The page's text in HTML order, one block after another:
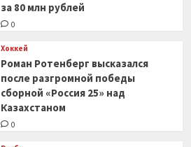
за 80 млн рублей
0
Хоккей
Роман Ротенберг высказался
после разгромной победы
сборной «Россия 25» над
Казахстаном
0